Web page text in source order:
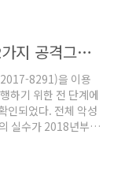
로 아래의 그림에서
형태로 그림개체가
코드 상의 특징을 통해 살펴본 2가지 공격그룹 (한글문서 취약점)
8291)을 이용
하기 위한 전 단계에
인되었다. 전체 악성
실수가 2018년부터
있는 점을 볼 때,